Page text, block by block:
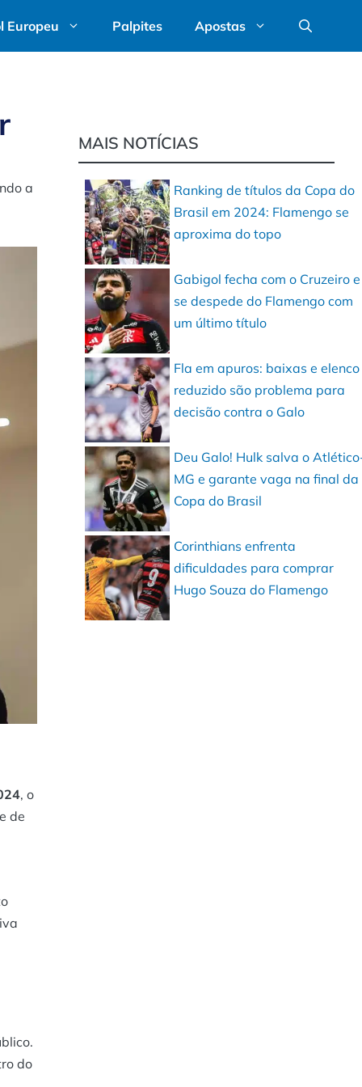
Europeu Palpites Apostas
a
, o
de
do
MAIS NOTÍCIAS
Ranking de títulos da Copa do
Brasil em 2024: Flamengo se
aproxima do topo
Gabigol fecha com o Cruzeiro e
se despede do Flamengo com
um último título
Fla em apuros: baixas e elenco
reduzido são problema para
decisão contra o Galo
Deu Galo! Hulk salva o
MG e garante vaga na final da
Copa do Brasil
Corinthians enfrenta
dificuldades para comprar
Hugo Souza do Flamengo